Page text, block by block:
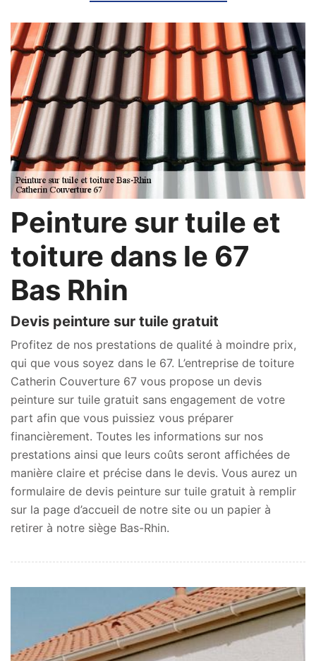
Peinture sur tuile et
toiture dans le 67
Bas Rhin
Devis peinture sur tuile gratuit
Profitez de nos prestations de qualité à moindre prix,
qui que vous soyez dans le 67. L’entreprise de toiture
Catherin Couverture 67 vous propose un devis
peinture sur tuile gratuit sans engagement de votre
part afin que vous puissiez vous préparer
financièrement. Toutes les informations sur nos
prestations ainsi que leurs coûts seront affichées de
manière claire et précise dans le devis. Vous aurez un
formulaire de devis peinture sur tuile gratuit à remplir
sur la page d’accueil de notre site ou un papier à
retirer à notre siège Bas-Rhin.